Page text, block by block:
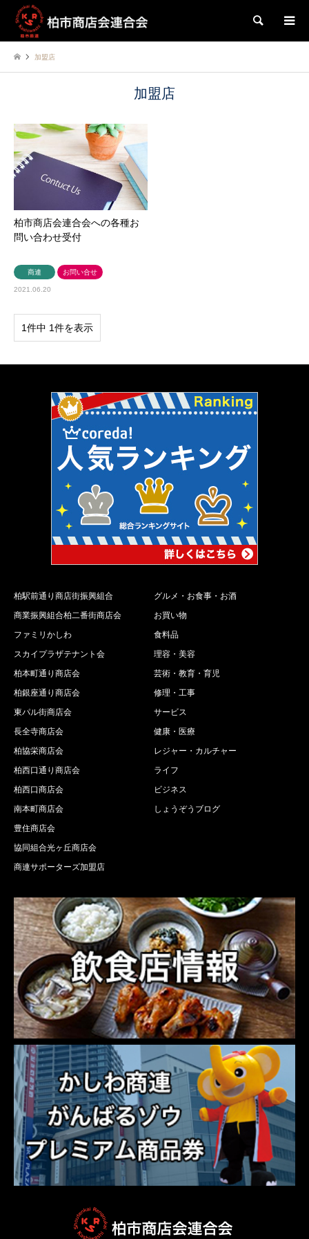
検索
加盟店
加盟店
柏市商店会連合会への各種お
問い合わせ受付
商連 お問い合せ
2021.06.20
1件中 1件を表示
柏駅前通り商店街振興組合
商業振興組合柏二番街商店会
ファミリかしわ
スカイプラザテナント会
柏本町通り商店会
柏銀座通り商店会
東パル街商店会
長全寺商店会
柏協栄商店会
柏西口通り商店会
柏西口商店会
南本町商店会
豊住商店会
協同組合光ヶ丘商店会
商連サポーターズ加盟店
グルメ・お食事・お酒
お買い物
食料品
理容・美容
芸術・教育・育児
修理・工事
サービス
健康・医療
レジャー・カルチャー
ライフ
ビジネス
しょうぞうブログ